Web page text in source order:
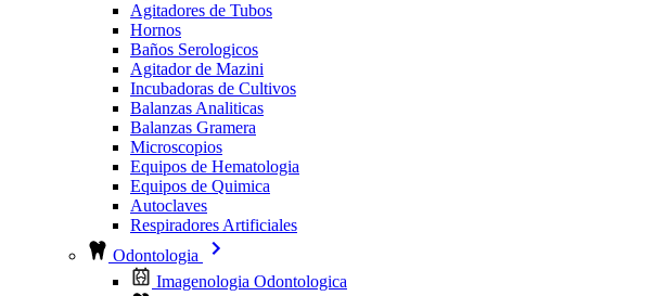
Agitadores de Tubos
Hornos
Baños Serologicos
Agitador de Mazini
Incubadoras de Cultivos
Balanzas Analiticas
Balanzas Gramera
Microscopios
Equipos de Hematologia
Equipos de Quimica
Autoclaves
Respiradores Artificiales
Odontologia
Imagenologia Odontologica